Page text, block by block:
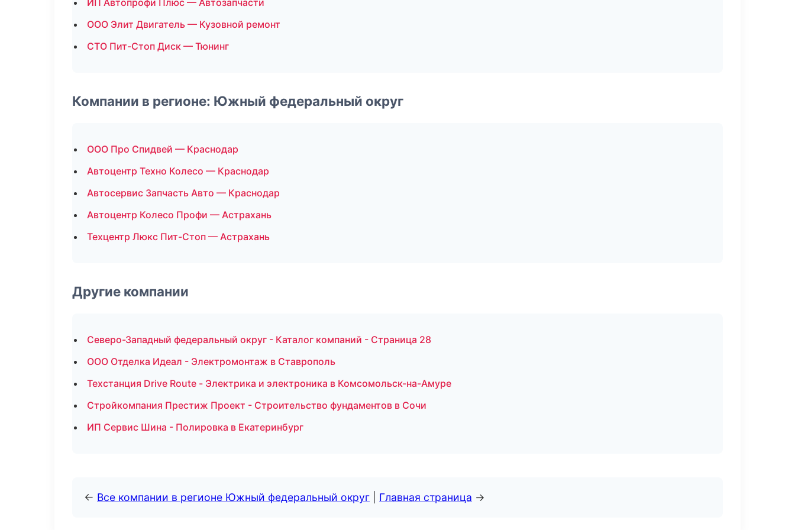
ИП Автопрофи Плюс — Автозапчасти
ООО Элит Двигатель — Кузовной ремонт
СТО Пит-Стоп Диск — Тюнинг
Компании в регионе: Южный федеральный округ
ООО Про Спидвей — Краснодар
Автоцентр Техно Колесо — Краснодар
Автосервис Запчасть Авто — Краснодар
Автоцентр Колесо Профи — Астрахань
Техцентр Люкс Пит-Стоп — Астрахань
Другие компании
Северо-Западный федеральный округ - Каталог компаний - Страница 28
ООО Отделка Идеал - Электромонтаж в Ставрополь
Техстанция Drive Route - Электрика и электроника в Комсомольск-на-Амуре
Стройкомпания Престиж Проект - Строительство фундаментов в Сочи
ИП Сервис Шина - Полировка в Екатеринбург
← Все компании в регионе Южный федеральный округ Главная страница →